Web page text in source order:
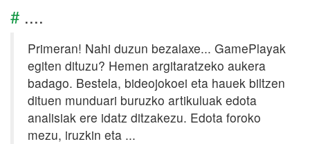
# ....
Primeran! Nahi duzun bezalaxe... GamePlayak
egiten dituzu? Hemen argitaratzeko aukera
badago. Bestela, bideojokoei eta hauek biltzen
dituen munduari buruzko artikuluak edota
analisiak ere idatz ditzakezu. Edota foroko
mezu, iruzkin eta ...